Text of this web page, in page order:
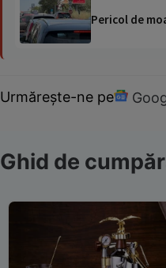
Pericol de
Urmărește-ne pe
Ghid de